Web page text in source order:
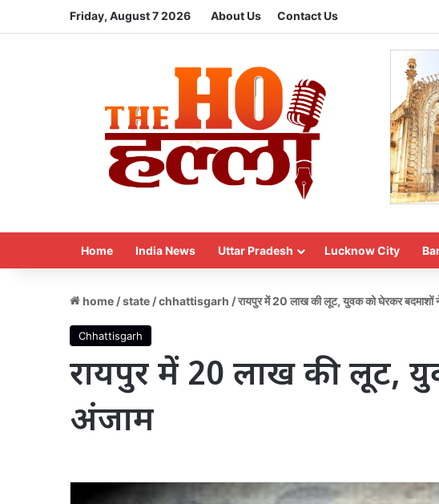
Friday, August 7 2026 About Us Contact Us
Home India News Uttar Pradesh Lucknow City
home /state /chhattisgarh /रायपुर में 20 लाख की लूट, युवक को घेरकर बदमाशों
Chhattisgarh
रायपुर में 20 लाख की लूट,
अंजाम